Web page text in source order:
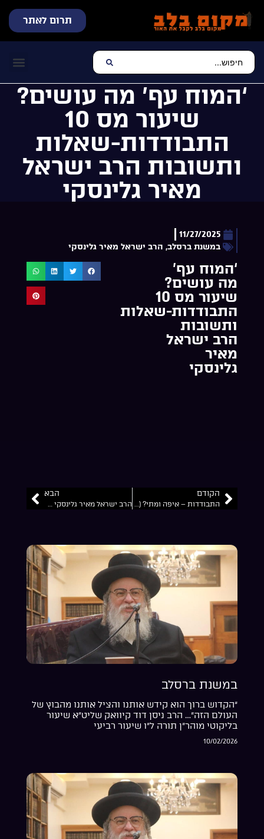
תרום לאתר
‘המוח עף’ מה עושים?
שיעור מס 10
התבודדות-שאלות
ותשובות הרב ישראל
מאיר גלינסקי
11/27/2025
במשנת ברסלב, הרב ישראל מאיר גלינסקי
‘המוח עף’
מה עושים?
שיעור מס 10
התבודדות-שאלות
ותשובות
הרב ישראל
מאיר
גלינסקי
הקודם
התבודדות – איפה ומתי? (אוויר לנשימה) שיעור מס 7 התבודדות-שאלות ותשובות הרב ישראל מאיר גלינסקי
הבא
הרב ישראל מאיר גלינסקי 6 עצות פרקטיות להתבודדות
במשנת ברסלב
“הקדוש ברוך הוא קידש אותנו והציל אותנו מהבוץ של
העולם הזה”… הרב ניסן דוד קיוואק שליט”א שיעור
בליקוטי מוהר”ן תורה ל”ו שיעור רביעי
10/02/2026